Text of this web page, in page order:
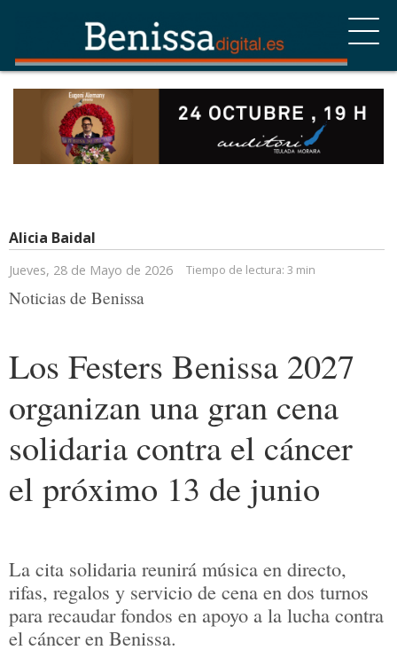
Alicia Baidal
Jueves, 28 de Mayo de 2026 Tiempo de lectura: 3 min
Noticias de Benissa
Los Festers Benissa 2027
organizan una gran cena
solidaria contra el cáncer
el próximo 13 de junio
La cita solidaria reunirá música en directo,
rifas, regalos y servicio de cena en dos turnos
para recaudar fondos en apoyo a la lucha contra
el cáncer en Benissa.